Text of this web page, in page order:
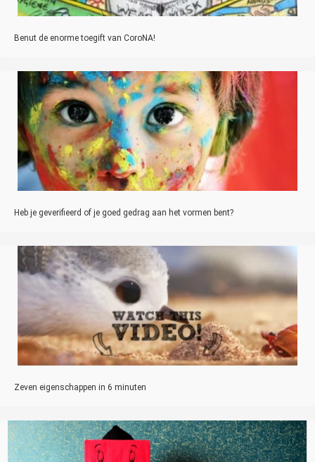
Benut de enorme toegift van CoroNA!
Heb je geverifieerd of je goed gedrag aan het vormen bent?
Zeven eigenschappen in 6 minuten